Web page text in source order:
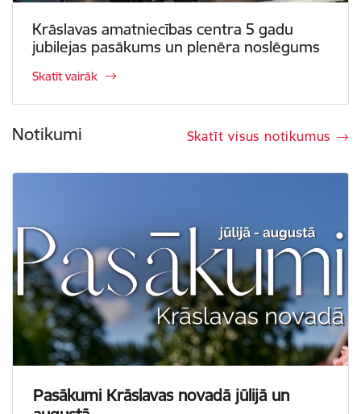
Krāslavas amatniecības centra 5 gadu
jubilejas pasākums un plenēra noslēgums
Skatīt vairāk
Notikumi Skatīt visus notikumus
Pasākumi Krāslavas novadā jūlijā un